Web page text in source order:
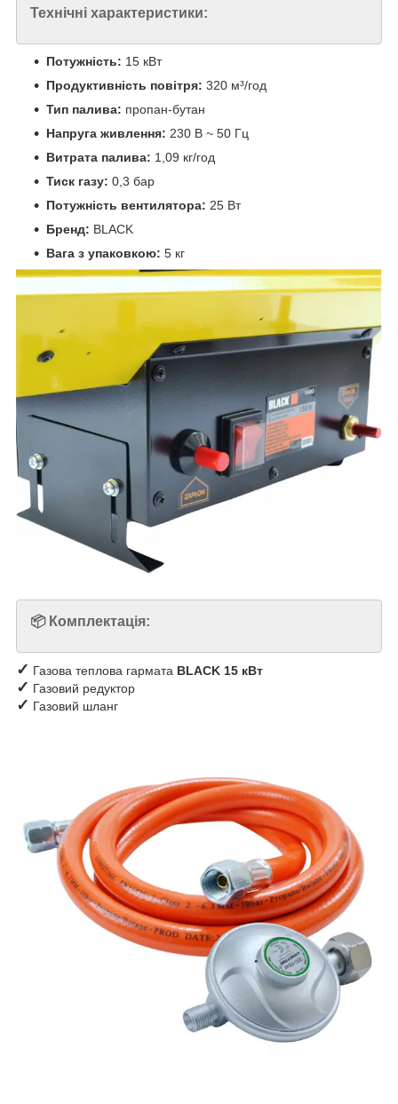
Технічні характеристики:
Потужність: 15 кВт
Продуктивність повітря: 320 м³/год
Тип палива: пропан-бутан
Напруга живлення: 230 В ~ 50 Гц
Витрата палива: 1,09 кг/год
Тиск газу: 0,3 бар
Потужність вентилятора: 25 Вт
Бренд: BLACK
Вага з упаковкою: 5 кг
📦 Комплектація:
✓ Газова теплова гармата BLACK 15 кВт
✓ Газовий редуктор
✓ Газовий шланг